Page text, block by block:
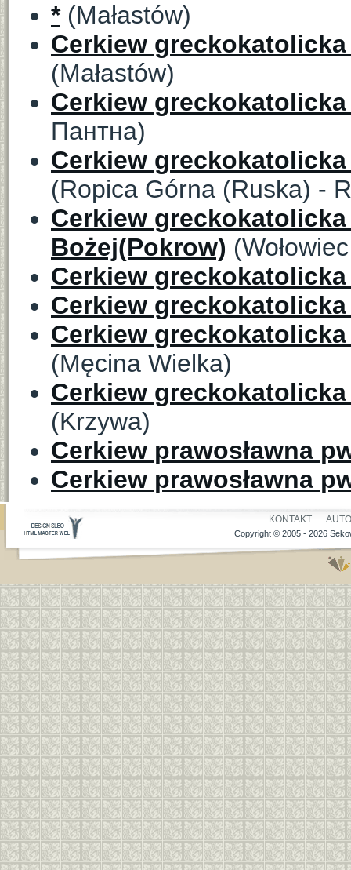
*(Małastów)
Cerkiew
(Małastów)
Cerkiew
Пантна)
Cerkiew greckokatolicka
(Ropica Górna (Ruska) -
Cerkiew
Bożej(Pokrow)
Cerkiew
Cerkiew
Cerkiew
(Męcina Wielka)
Cerkiew
(Krzywa)
Cerkiew prawosławna
Cerkiew prawosławna
KONTAKT
Copyright © 2005 - 2026